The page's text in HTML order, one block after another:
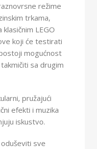
režime
trkama,
LEGO
koji će testirati
mogućnost
sa drugim
pružajući
efekti i muzika
iskustvo.
sve